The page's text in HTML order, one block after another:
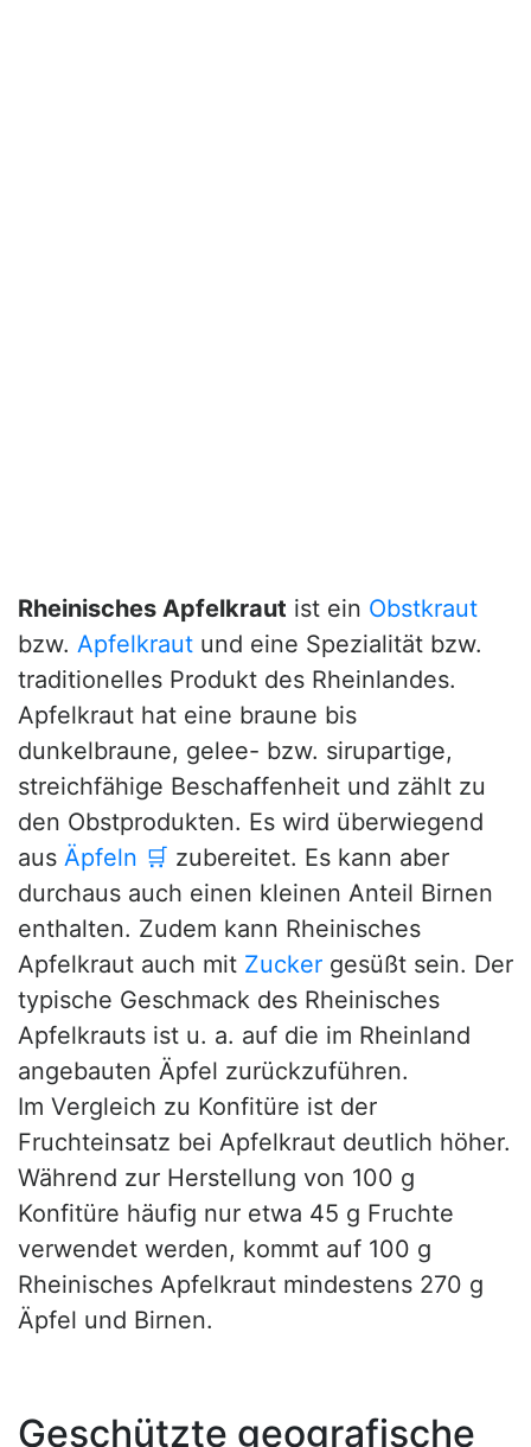
Rheinisches Apfelkraut ist ein Obstkraut
bzw. Apfelkraut und eine Spezialität bzw.
traditionelles Produkt des Rheinlandes.
Apfelkraut hat eine braune bis
dunkelbraune, gelee- bzw. sirupartige,
streichfähige Beschaffenheit und zählt zu
den Obstprodukten. Es wird überwiegend
aus Äpfeln 🛒 zubereitet. Es kann aber
durchaus auch einen kleinen Anteil Birnen
enthalten. Zudem kann Rheinisches
Apfelkraut auch mit Zucker gesüßt sein. Der
typische Geschmack des Rheinisches
Apfelkrauts ist u. a. auf die im Rheinland
angebauten Äpfel zurückzuführen.
Im Vergleich zu Konfitüre ist der
Fruchteinsatz bei Apfelkraut deutlich höher.
Während zur Herstellung von 100 g
Konfitüre häufig nur etwa 45 g Fruchte
verwendet werden, kommt auf 100 g
Rheinisches Apfelkraut mindestens 270 g
Äpfel und Birnen.
Geschützte geografische